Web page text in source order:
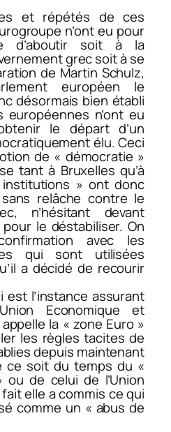
et répétés de ces
n’ont eu pour
d’aboutir soit à la
grec soit à se
de Martin Schulz,
européen le
désormais bien établi
n’ont eu
le départ d’un
élu. Ceci
de « démocratie »
tant à Bruxelles qu’à
» ont donc
relâche contre le
n’hésitant devant
le déstabiliser. On
avec les
qui sont utilisées
a décidé de recourir
est l’instance assurant
Economique et
la « zone Euro »
les règles tacites de
depuis maintenant
ce soit du temps du «
ou de celui de l’Union
elle a commis ce qui
comme un « abus de